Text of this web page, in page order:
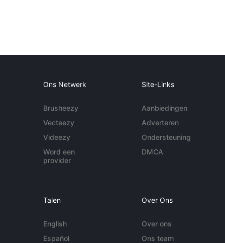
Ons Netwerk
Brusheezy
Vecteezy
Videezy
Word een
provider
Site-Links
Aanbiedingen
Adverteren
Ondersteuning
DMCA
Talen
English
Español
Over Ons
Over ons
Ons team